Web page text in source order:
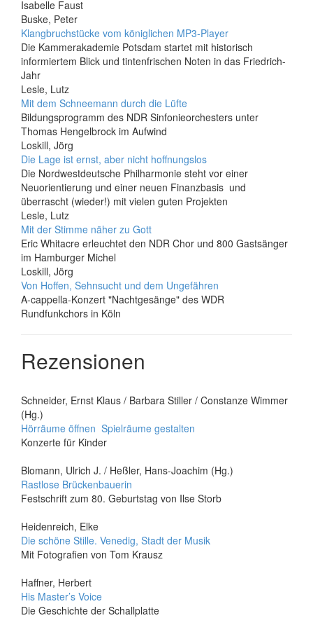
Isabelle Faust
Buske, Peter
Klangbruchstücke vom königlichen MP3-Player
Die Kammerakademie Potsdam startet mit historisch
informiertem Blick und tintenfrischen Noten in das Friedrich-
Jahr
Lesle, Lutz
Mit dem Schneemann durch die Lüfte
Bildungsprogramm des NDR Sinfonieorchesters unter
Thomas Hengelbrock im Aufwind
Loskill, Jörg
Die Lage ist ernst, aber nicht hoffnungslos
Die Nordwestdeutsche Philharmonie steht vor einer
Neuorientierung und einer neuen Finanzbasis  und
überrascht (wieder!) mit vielen guten Projekten
Lesle, Lutz
Mit der Stimme näher zu Gott
Eric Whitacre erleuchtet den NDR Chor und 800 Gastsänger
im Hamburger Michel
Loskill, Jörg
Von Hoffen, Sehnsucht und dem Ungefähren
A-cappella-Konzert "Nachtgesänge" des WDR
Rundfunkchors in Köln
Rezensionen
Schneider, Ernst Klaus / Barbara Stiller / Constanze Wimmer
(Hg.)
Hörräume öffnen  Spielräume gestalten
Konzerte für Kinder
Blomann, Ulrich J. / Heßler, Hans-Joachim (Hg.)
Rastlose Brückenbauerin
Festschrift zum 80. Geburtstag von Ilse Storb
Heidenreich, Elke
Die schöne Stille. Venedig, Stadt der Musik
Mit Fotografien von Tom Krausz
Haffner, Herbert
His Master’s Voice
Die Geschichte der Schallplatte